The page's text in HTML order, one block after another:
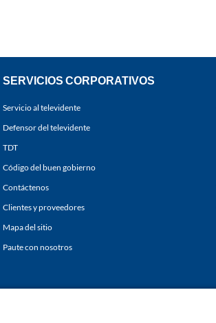
SERVICIOS CORPORATIVOS
Servicio al televidente
Defensor del televidente
TDT
Código del buen gobierno
Contáctenos
Clientes y proveedores
Mapa del sitio
Paute con nosotros